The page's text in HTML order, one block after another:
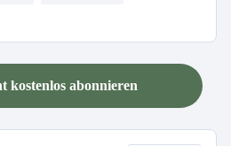
kostenlos abonnieren